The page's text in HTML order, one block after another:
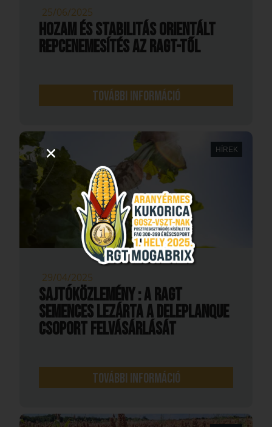
25/06/2025
Hozam és stabilitás orientált
repcenemesítés az RAGT-től
További információ
HÍREK
29/04/2025
SAJTÓKÖZLEMÉNY : A RAGT
SEMENCES LEZÁRTA A DELEPLANQUE
CSOPORT FELVÁSÁRLÁSÁT
További információ